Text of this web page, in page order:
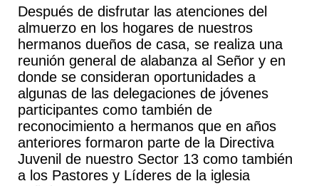
Después de disfrutar las atenciones del
almuerzo en los hogares de nuestros
hermanos dueños de casa, se realiza una
reunión general de alabanza al Señor y en
donde se consideran oportunidades a
algunas de las delegaciones de jóvenes
participantes como también de
reconocimiento a hermanos que en años
anteriores formaron parte de la Directiva
Juvenil de nuestro Sector 13 como también
a los Pastores y Líderes de la iglesia